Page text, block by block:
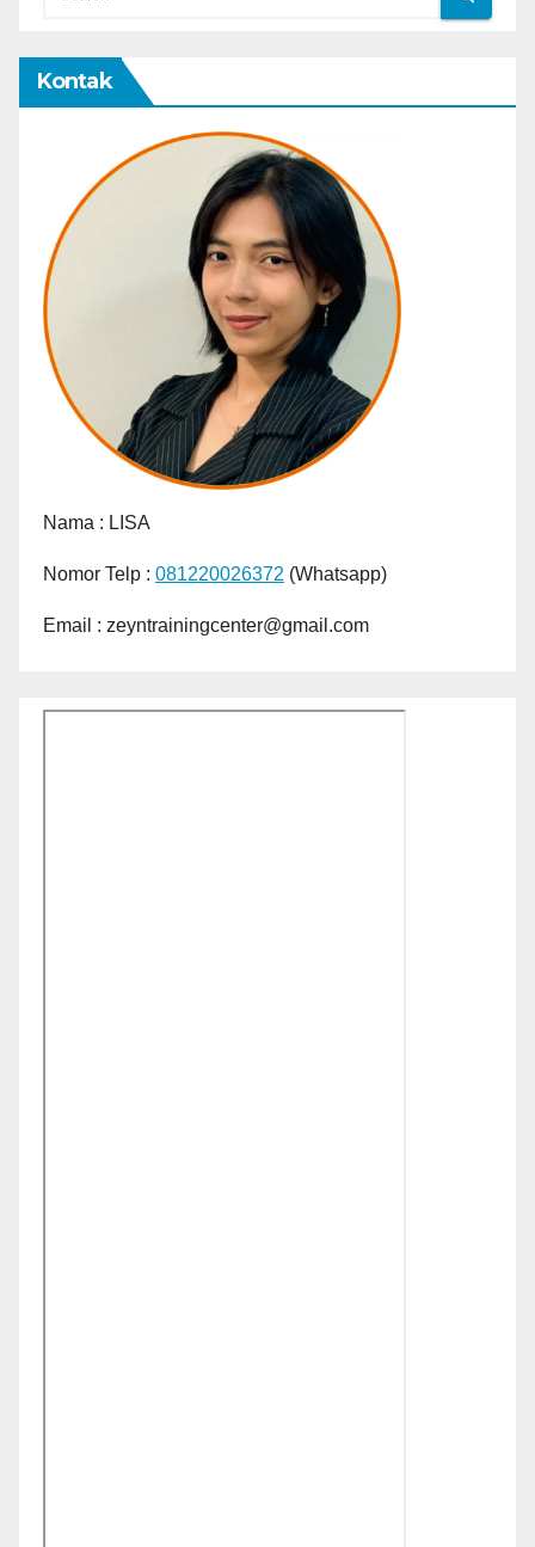
Kontak
Nama : LISA
Nomor Telp : 081220026372 (Whatsapp)
Email : zeyntrainingcenter@gmail.com